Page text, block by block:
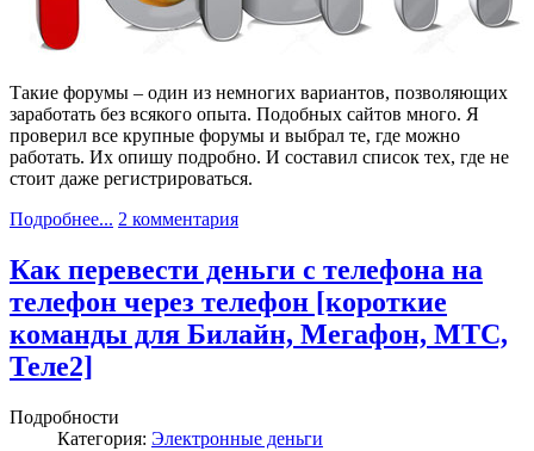
Такие форумы – один из немногих вариантов, позволяющих
заработать без всякого опыта. Подобных сайтов много. Я
проверил все крупные форумы и выбрал те, где можно
работать. Их опишу подробно. И составил список тех, где не
стоит даже регистрироваться.
Подробнее... 2 комментария
Как перевести деньги с телефона на
телефон через телефон [короткие
команды для Билайн, Мегафон, МТС,
Теле2]
Подробности
Категория: Электронные деньги